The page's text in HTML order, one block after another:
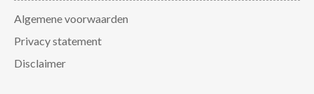
Algemene voorwaarden
Privacy statement
Disclaimer